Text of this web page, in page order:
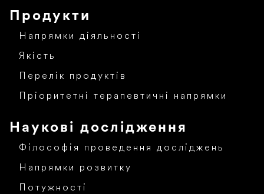
Продукти
Напрямки діяльності
Якість
Перелік продуктів
Пріоритетні терапевтичні напрямки
Наукові дослідження
Філософія проведення досліджень
Напрямки розвитку
Потужності